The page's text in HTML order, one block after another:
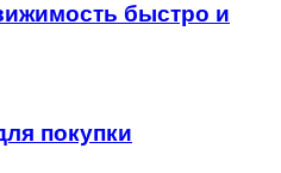
быстро и
покупки